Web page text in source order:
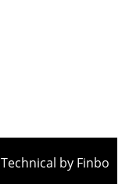
Technical by Finbo